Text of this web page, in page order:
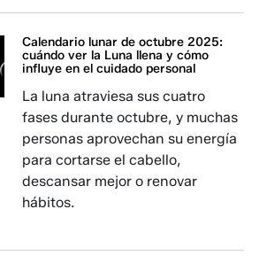
Calendario lunar de octubre 2025:
cuándo ver la Luna llena y cómo
influye en el cuidado personal
La luna atraviesa sus cuatro
fases durante octubre, y muchas
personas aprovechan su energía
para cortarse el cabello,
descansar mejor o renovar
hábitos.